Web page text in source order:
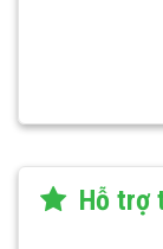
Hỗ trợ